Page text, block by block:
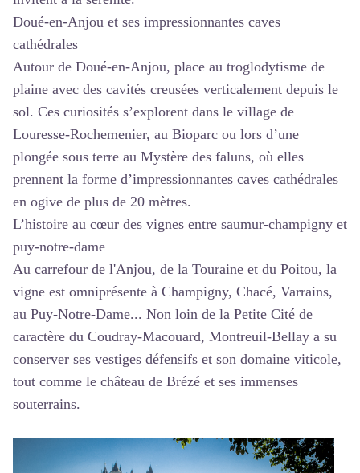
Doué-en-Anjou et ses impressionnantes caves
cathédrales
Autour de Doué-en-Anjou, place au troglodytisme de
plaine avec des cavités creusées verticalement depuis le
sol. Ces curiosités s’explorent dans le village de
Louresse-Rochemenier, au Bioparc ou lors d’une
plongée sous terre au Mystère des faluns, où elles
prennent la forme d’impressionnantes caves cathédrales
en ogive de plus de 20 mètres.
L’histoire au cœur des vignes entre saumur-champigny et
puy-notre-dame
Au carrefour de l'Anjou, de la Touraine et du Poitou, la
vigne est omniprésente à Champigny, Chacé, Varrains,
au Puy-Notre-Dame... Non loin de la Petite Cité de
caractère du Coudray-Macouard, Montreuil-Bellay a su
conserver ses vestiges défensifs et son domaine viticole,
tout comme le château de Brézé et ses immenses
souterrains.